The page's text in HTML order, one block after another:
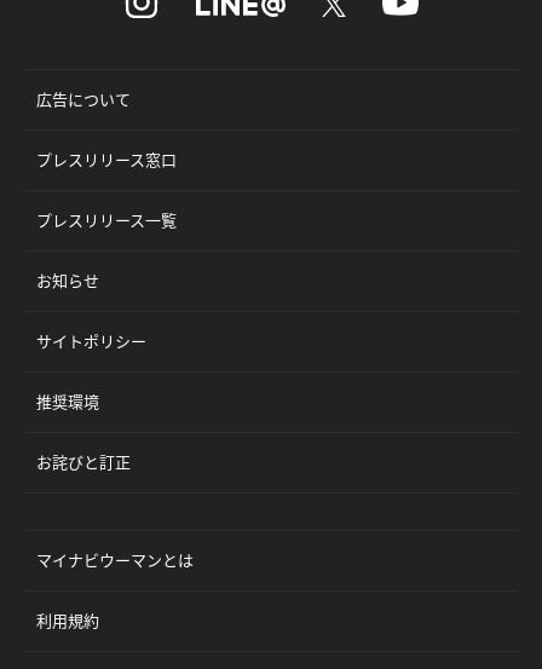
広告について
プレスリリース窓口
プレスリリース一覧
お知らせ
サイトポリシー
推奨環境
お詫びと訂正
マイナビウーマンとは
利用規約